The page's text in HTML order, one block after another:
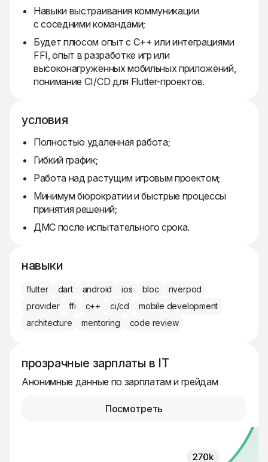
Навыки выстраивания коммуникации
с соседними командами;
Будет плюсом опыт с C++ или интеграциями
FFI, опыт в разработке игр или
высоконагруженных мобильных приложений,
понимание CI/CD для Flutter-проектов.
условия
Полностью удаленная работа;
Гибкий график;
Работа над растущим игровым проектом;
Минимум бюрократии и быстрые процессы
принятия решений;
ДМС после испытательного срока.
навыки
flutter dart android ios bloc
riverpod
provider
ffi c++ ci/cd
mobile development
architecture
mentoring code review
прозрачные зарплаты в IT
Анонимные данные по зарплатам и грейдам
Посмотреть